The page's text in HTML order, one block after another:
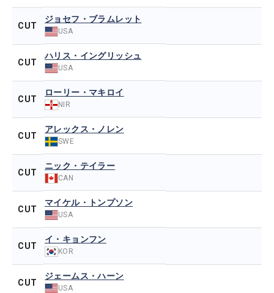
CUT
ジョセフ・ブラムレット
USA
CUT
ハリス・イングリッシュ
USA
CUT
ローリー・マキロイ
NIR
CUT
アレックス・ノレン
SWE
CUT
ニック・テイラー
CAN
CUT
マイケル・トンプソン
USA
CUT
イ・キョンフン
KOR
CUT
ジェームス・ハーン
USA